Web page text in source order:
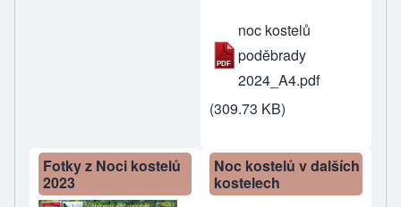
noc kostelů
poděbrady
2024_A4.pdf
(309.73 KB)
Fotky z Noci kostelů
2023
Noc kostelů v dalších
kostelech